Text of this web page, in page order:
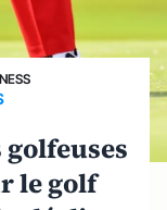
golfeuses
le golf